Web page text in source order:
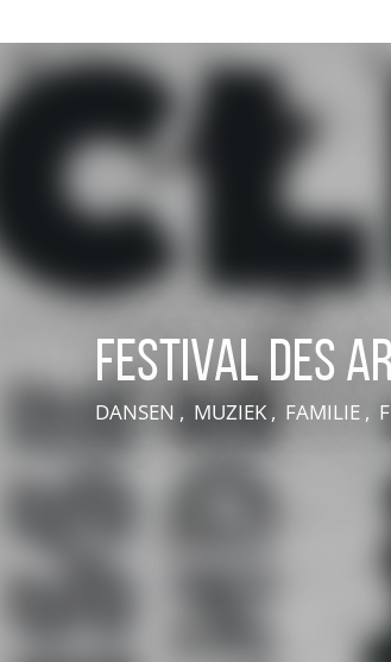
VIVEZ UNE EXPÉRIENCE EN
Home /Sports & activiteiten /
Festival des
DANSEN , MUZIEK , FAMILIE ,